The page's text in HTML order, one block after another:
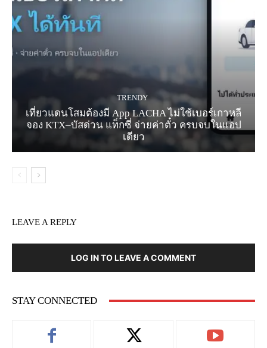
TRENDY
เที่ยวแดนโสมต้องมี App LACHA ไม่ใช้เบอร์เกาหลี
จอง KTX–บัสด่วน แท็กซี่ จ่ายค่าตั๋ว ครบจบในแอป
เดียว
LEAVE A REPLY
LOG IN TO LEAVE A COMMENT
STAY CONNECTED